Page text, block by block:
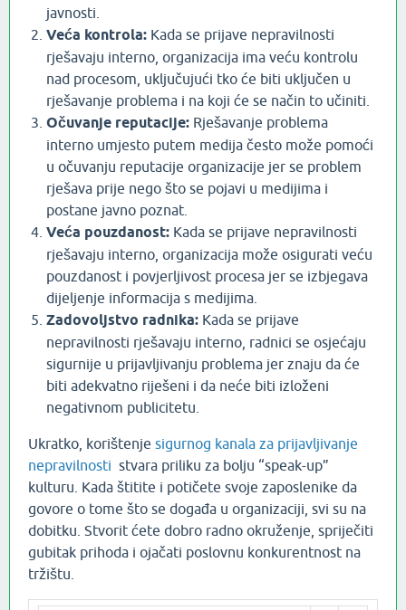
javnosti.
Veća kontrola: Kada se prijave nepravilnosti
rješavaju interno, organizacija ima veću kontrolu
nad procesom, uključujući tko će biti uključen u
rješavanje problema i na koji će se način to učiniti.
Očuvanje reputacije: Rješavanje problema
interno umjesto putem medija često može pomoći
u očuvanju reputacije organizacije jer se problem
rješava prije nego što se pojavi u medijima i
postane javno poznat.
Veća pouzdanost: Kada se prijave nepravilnosti
rješavaju interno, organizacija može osigurati veću
pouzdanost i povjerljivost procesa jer se izbjegava
dijeljenje informacija s medijima.
Zadovoljstvo radnika: Kada se prijave
nepravilnosti rješavaju interno, radnici se osjećaju
sigurnije u prijavljivanju problema jer znaju da će
biti adekvatno riješeni i da neće biti izloženi
negativnom publicitetu.
Ukratko, korištenje sigurnog kanala za prijavljivanje
nepravilnosti stvara priliku za bolju “speak-up”
kulturu. Kada štitite i potičete svoje zaposlenike da
govore o tome što se događa u organizaciji, svi su na
dobitku. Stvorit ćete dobro radno okruženje, spriječiti
gubitak prihoda i ojačati poslovnu konkurentnost na
tržištu.